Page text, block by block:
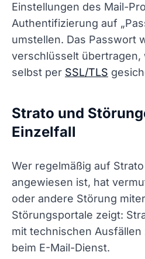
Einstellungen des Mail-
Authentifizierung auf
umstellen. Das Passwort
verschlüsselt übertragen,
selbst per SSL/TLS
Strato und
Einzelfall
Wer regelmäßig auf
angewiesen ist, hat
oder andere Störung
Störungsportale zeigt:
mit technischen Ausfällen
beim E-Mail-Dienst.